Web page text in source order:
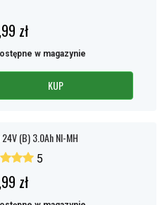
zł
w magazynie
KUP
(B) 3.0Ah NI-MH
5
zł